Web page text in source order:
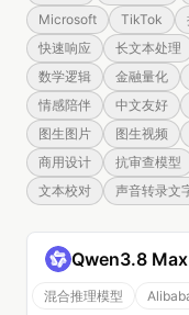
Microsoft
TikTok
快速响应
长文本处理
数学逻辑
金融量化
情感陪伴
中文友好
图生图片
图生视频
商用设计
抗审查模型
文本校对
声音转录文
Qwen3.8 Max
混合推理模型